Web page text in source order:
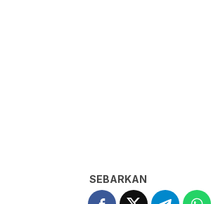
SEBARKAN